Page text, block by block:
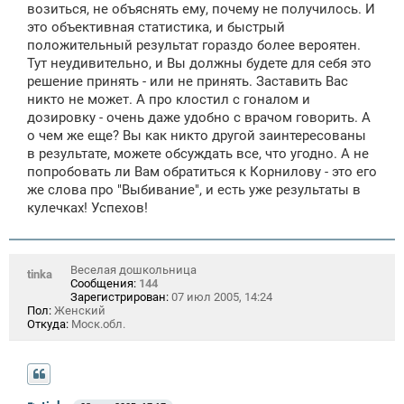
возиться, не объяснять ему, почему не получилось. И
это объективная статистика, и быстрый
положительный результат гораздо более вероятен.
Тут неудивительно, и Вы должны будете для себя это
решение принять - или не принять. Заставить Вас
никто не может. А про клостил с гоналом и
дозировку - очень даже удобно с врачом говорить. А
о чем же еще? Вы как никто другой заинтересованы
в результате, можете обсуждать все, что угодно. А не
попробовать ли Вам обратиться к Корнилову - это его
же слова про "Выбивание", и есть уже результаты в
кулечках! Успехов!
tinka
Веселая дошкольница
Сообщения: 144
Зарегистрирован: 07 июл 2005, 14:24
Пол: Женский
Откуда: Моск.обл.